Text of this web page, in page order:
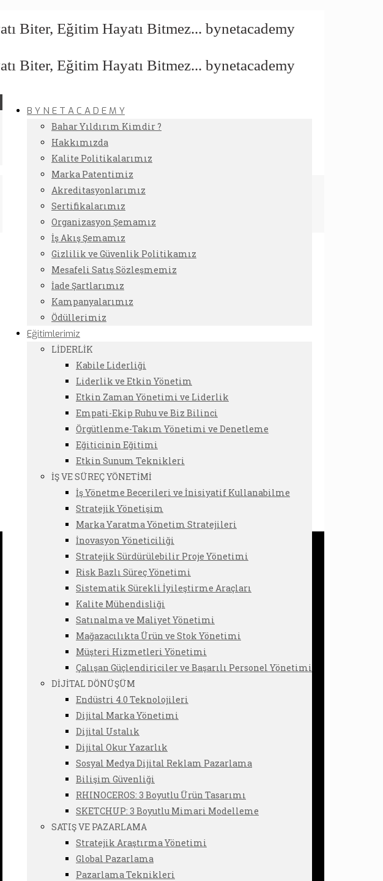
B Y N E T A C A D E M Y
Bahar Yıldırım Kimdir ?
Hakkımızda
Kalite Politikalarımız
Marka Patentimiz
Akreditasyonlarımız
Sertifikalarımız
Organizasyon Şemamız
İş Akış Şemamız
Gizlilik ve Güvenlik Politikamız
Mesafeli Satış Sözleşmemiz
İade Şartlarımız
Kampanyalarımız
Ödüllerimiz
Eğitimlerimiz
LİDERLİK
Kabile Liderliği
Liderlik ve Etkin Yönetim
Etkin Zaman Yönetimi ve Liderlik
Empati-Ekip Ruhu ve Biz Bilinci
Örgütlenme-Takım Yönetimi ve Denetleme
Eğiticinin Eğitimi
Etkin Sunum Teknikleri
İŞ VE SÜREÇ YÖNETİMİ
İş Yönetme Becerileri ve İnisiyatif Kullanabilme
Stratejik Yönetişim
Marka Yaratma Yönetim Stratejileri
İnovasyon Yöneticiliği
Stratejik Sürdürülebilir Proje Yönetimi
Risk Bazlı Süreç Yönetimi
Sistematik Sürekli İyileştirme Araçları
Kalite Mühendisliği
Satınalma ve Maliyet Yönetimi
Mağazacılıkta Ürün ve Stok Yönetimi
Müşteri Hizmetleri Yönetimi
Çalışan Güçlendiriciler ve Başarılı Personel Yönetimi
DİJİTAL DÖNÜŞÜM
Endüstri 4.0 Teknolojileri
Dijital Marka Yönetimi
Dijital Ustalık
Dijital Okur Yazarlık
Sosyal Medya Dijital Reklam Pazarlama
Bilişim Güvenliği
RHINOCEROS: 3 Boyutlu Ürün Tasarımı
SKETCHUP: 3 Boyutlu Mimari Modelleme
SATIŞ VE PAZARLAMA
Stratejik Araştırma Yönetimi
Global Pazarlama
Pazarlama Teknikleri